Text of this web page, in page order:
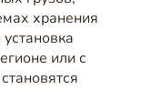
хранения
или с